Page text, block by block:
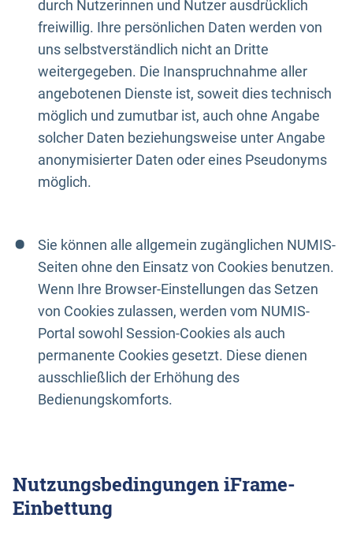
durch Nutzerinnen und Nutzer ausdrücklich
freiwillig. Ihre persönlichen Daten werden von
uns selbstverständlich nicht an Dritte
weitergegeben. Die Inanspruchnahme aller
angebotenen Dienste ist, soweit dies technisch
möglich und zumutbar ist, auch ohne Angabe
solcher Daten beziehungsweise unter Angabe
anonymisierter Daten oder eines Pseudonyms
möglich.
Sie können alle allgemein zugänglichen NUMIS-
Seiten ohne den Einsatz von Cookies benutzen.
Wenn Ihre Browser-Einstellungen das Setzen
von Cookies zulassen, werden vom NUMIS-
Portal sowohl Session-Cookies als auch
permanente Cookies gesetzt. Diese dienen
ausschließlich der Erhöhung des
Bedienungskomforts.
Nutzungsbedingungen iFrame-
Einbettung